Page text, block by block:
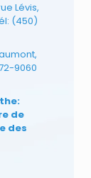
Lévis,
(450)
9060
de
des